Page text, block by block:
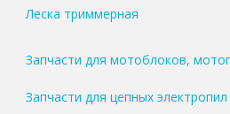
Леска триммерная
Запчасти для мотоблоков,
Запчасти для цепных электропил